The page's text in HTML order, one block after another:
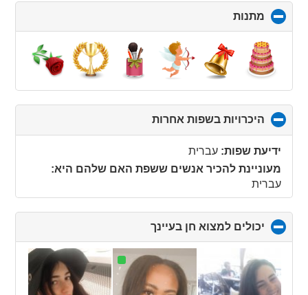
מתנות
to
collapse
contents
היכרויות בשפות אחרות
to
ידיעת שפות: עברית
מעוניינת להכיר אנשים ששפת האם שלהם היא:
עברית
יכולים למצוא חן בעיינך
to
collapse
contents